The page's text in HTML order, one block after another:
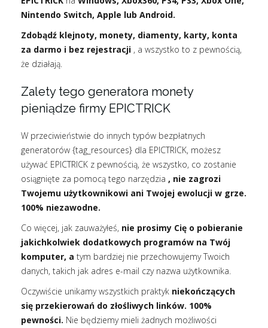
Nintendo Switch, Apple lub Android.
Zdobądź klejnoty, monety, diamenty, karty, konta
za darmo i bez rejestracji , a wszystko to z pewnością,
że działają.
Zalety tego generatora monety
pieniądze firmy EPICTRICK
W przeciwieństwie do innych typów bezpłatnych
generatorów {tag_resources} dla EPICTRICK, możesz
używać EPICTRICK z pewnością, że wszystko, co zostanie
osiągnięte za pomocą tego narzędzia , nie zagrozi
Twojemu użytkownikowi ani Twojej ewolucji w grze.
100% niezawodne.
Co więcej, jak zauważyłeś, nie prosimy Cię o pobieranie
jakichkolwiek dodatkowych programów na Twój
komputer, a tym bardziej nie przechowujemy Twoich
danych, takich jak adres e-mail czy nazwa użytkownika.
Oczywiście unikamy wszystkich praktyk niekończących
się przekierowań do złośliwych linków. 100%
pewności. Nie będziemy mieli żadnych możliwości